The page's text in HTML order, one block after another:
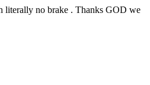
literally no brake . Thanks GOD we